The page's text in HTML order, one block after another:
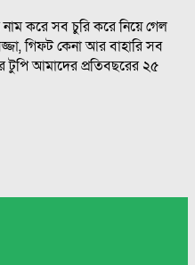
করে সব চুরি করে নিয়ে গেল
গিফট কেনা আর বাহারি সব
আমাদের প্রতিবছরের ২৫